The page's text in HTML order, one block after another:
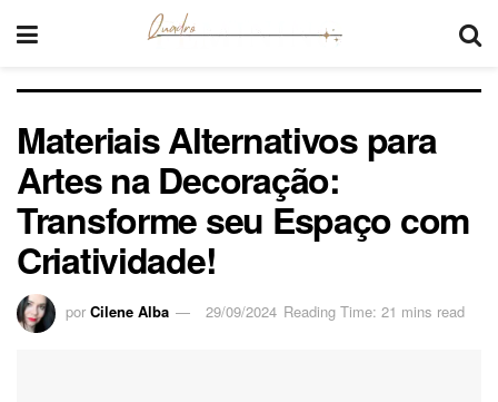
Materiais Alternativos para
Artes na Decoração:
Transforme seu Espaço com
Criatividade!
por Cilene Alba 29/09/2024 Reading Time: 21 mins read